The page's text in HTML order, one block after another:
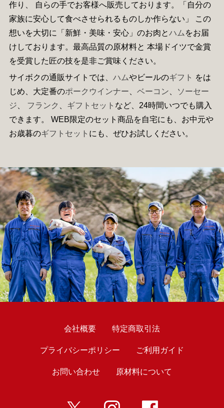
作り、 自らの手でお客様へ販売しております。「自分の
家族に安心して食べさせられるものしか作らない」 この
想いを大切に「新鮮・美味・安心」のお肉とハム をお届
けしております。最高品質の原材料と 本場ドイツで金賞
を受賞した匠の技を是非ご賞味ください。
サイボクの通販サイトでは、 ハムやビールのギフト をは
じめ、大定番のポークウインナー ベーコン
ソーセー
ジ
フランク ギフトセット など、24時間いつでも購入
できます。 WEB限定のセット商品を自宅にも、お中元や
お歳暮のギフトセット にも、ぜひお試しください。
会社概要 特定商取引法
プライバシーポリシー ご利用ガイド
お問い合わせ 原材料について
twitter インスタ